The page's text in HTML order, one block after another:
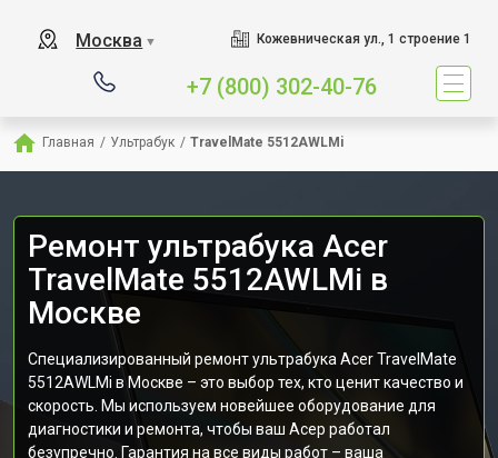
Москва ▼ Кожевническая ул., 1 строение 1
+7 (800) 302-40-76
Главная / Ультрабук / TravelMate 5512AWLMi
Ремонт ультрабука Acer
TravelMate 5512AWLMi в
Москве
Специализированный ремонт ультрабука Acer TravelMate
5512AWLMi в Москве – это выбор тех, кто ценит качество и
скорость. Мы используем новейшее оборудование для
диагностики и ремонта, чтобы ваш Асер работал
безупречно. Гарантия на все виды работ – ваша